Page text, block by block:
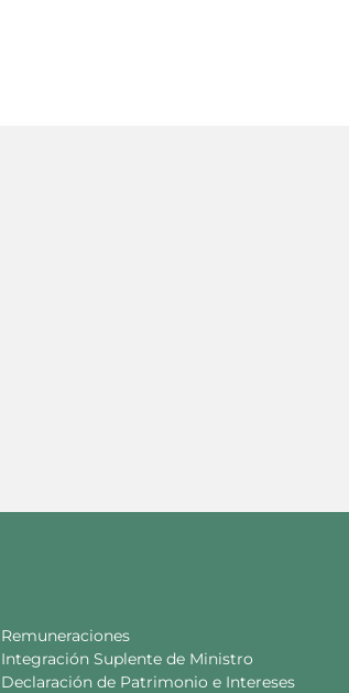
Remuneraciones
Integración Suplente de Ministro
Declaración de Patrimonio e Intereses